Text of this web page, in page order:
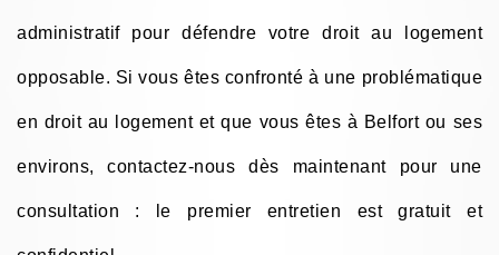
administratif pour défendre votre droit au logement
opposable. Si vous êtes confronté à une problématique
en droit au logement et que vous êtes à Belfort ou ses
environs, contactez-nous dès maintenant pour une
consultation : le premier entretien est gratuit et